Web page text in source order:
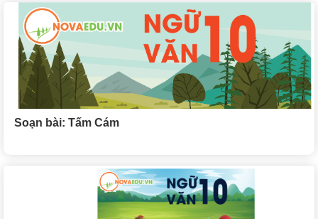
Soạn bài: Tấm Cám